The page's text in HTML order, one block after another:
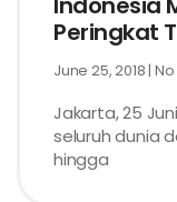
Peringkat
June 25, 2018
Jakarta, 25
seluruh dunia
hingga